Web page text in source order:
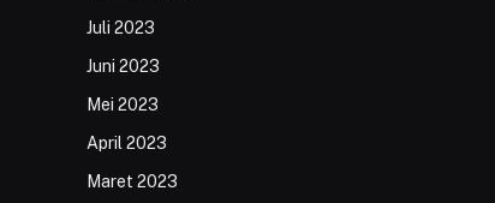
Juli 2023
Juni 2023
Mei 2023
April 2023
Maret 2023